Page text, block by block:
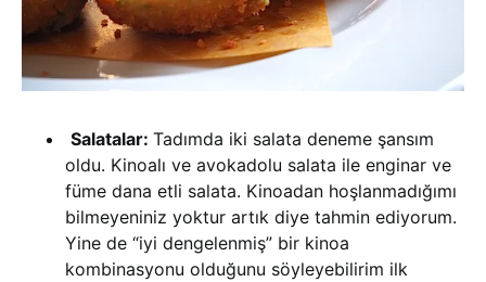
Salatalar: Tadımda iki salata deneme şansım
oldu. Kinoalı ve avokadolu salata ile enginar ve
füme dana etli salata. Kinoadan hoşlanmadığımı
bilmeyeniniz yoktur artık diye tahmin ediyorum.
Yine de “iyi dengelenmiş” bir kinoa
kombinasyonu olduğunu söyleyebilirim ilk